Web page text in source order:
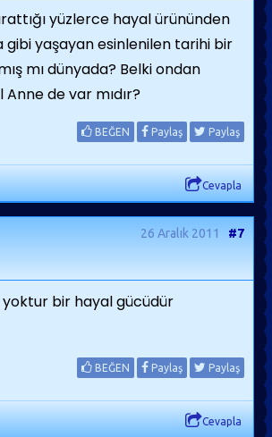
yüzlerce hayal ürününden
gibi yaşayan esinlenilen tarihi bir
mı dünyada? Belki ondan
Anne de var mıdır?
BEĞEN Paylaş Paylaş
Cevapla
26 Aralık 2011 #7
bir hayal gücüdür
BEĞEN Paylaş Paylaş
Cevapla